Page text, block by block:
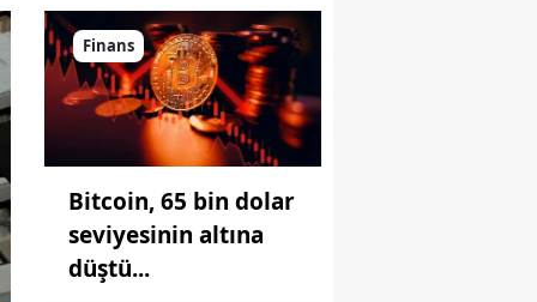
Finans
Bitcoin, 65 bin dolar
seviyesinin altına
düştü...